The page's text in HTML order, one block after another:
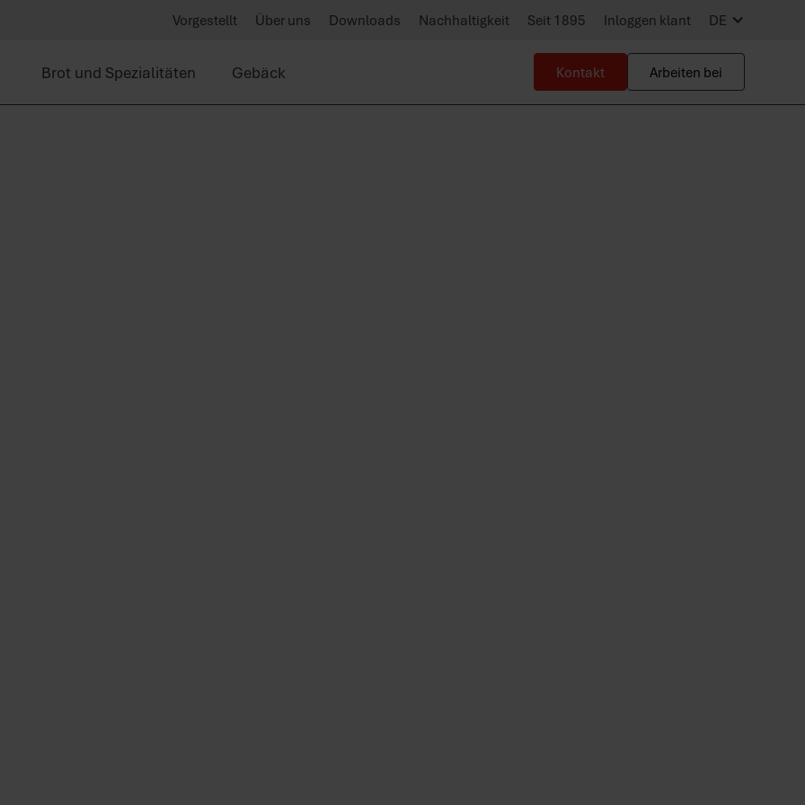
Brot und Spezialitäten Gebäck
Vorgestellt Über uns Downloads Nachhaltigkeit Seit 1895 Inloggen klant DE
Kontakt Arbeiten bei